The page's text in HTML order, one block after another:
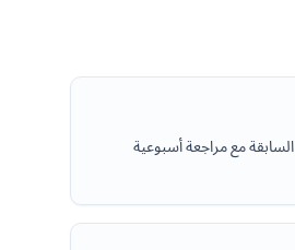
مع مراجعة أسبوعية